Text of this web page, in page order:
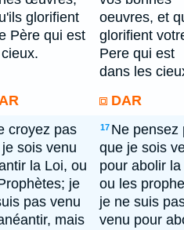
glorifient
Père qui est
oeuvres, et
glorifient
Pere qui est
dans les
DAR
croyez pas
sois venu
la Loi, ou
je
pas venu
mais
17 Ne pensez
que je sois
pour abolir la
ou les
je ne suis
venu pour